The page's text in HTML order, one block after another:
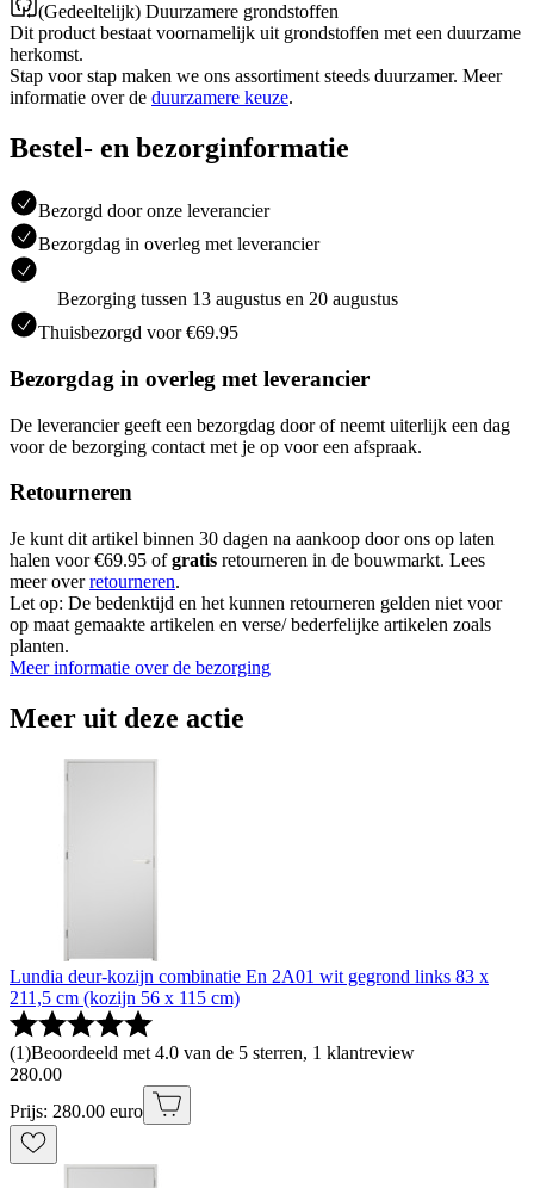
(Gedeeltelijk) Duurzamere grondstoffen
Dit product bestaat voornamelijk uit grondstoffen met een duurzame
herkomst.
Stap voor stap maken we ons assortiment steeds duurzamer. Meer
informatie over de duurzamere keuze.
Bestel- en bezorginformatie
Bezorgd door onze leverancier
Bezorgdag in overleg met leverancier
Bezorging tussen 13 augustus en 20 augustus
Thuisbezorgd voor €69.95
Bezorgdag in overleg met leverancier
De leverancier geeft een bezorgdag door of neemt uiterlijk een dag
voor de bezorging contact met je op voor een afspraak.
Retourneren
Je kunt dit artikel binnen 30 dagen na aankoop door ons op laten
halen voor €69.95 ofgratis retourneren in de bouwmarkt. Lees
meer overretourneren.
Let op: De bedenktijd en het kunnen retourneren gelden niet voor
op maat gemaakte artikelen en verse/ bederfelijke artikelen zoals
planten.
Meer informatie over de bezorging
Meer uit deze actie
Lundia deur-kozijn combinatie En 2A01 wit gegrond links 83 x
211,5 cm (kozijn 56 x 115 cm)
(1)Beoordeeld met 4.0 van de 5 sterren, 1 klantreview
280.00
Prijs: 280.00 euro